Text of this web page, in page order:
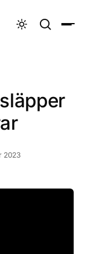

2023